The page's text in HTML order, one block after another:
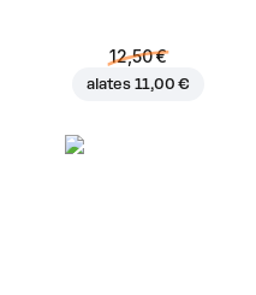
12,50 €
alates 11,00 €